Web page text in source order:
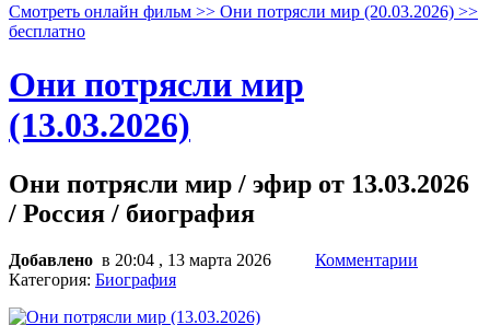
Смотреть онлайн фильм >> Они потрясли мир (20.03.2026) >>
бесплатно
Они потрясли мир
(13.03.2026)
Они потрясли мир / эфир от 13.03.2026
/ Россия / биография
Добавлено в 20:04 , 13 марта 2026
Комментарии
Категория: Биография